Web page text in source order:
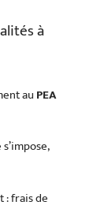
à
au PEA
: frais de